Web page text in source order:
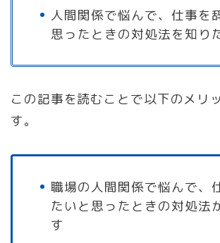
人間関係で悩んで、仕事を
思ったときの対処法を知り
この記事を読むことで以下のメリ
す。
職場の人間関係で悩んで、
たいと思ったときの対処法
す